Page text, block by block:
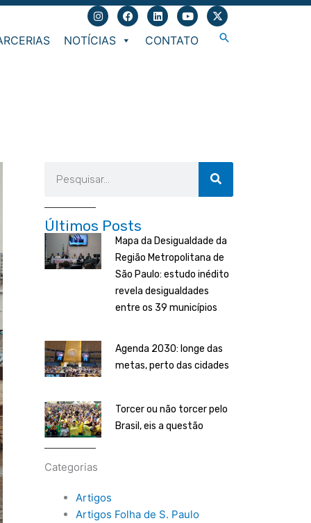
I
n
s
t
F
a
c
e
L
i
n
k
Y
o
u
t
X
-
t
w
NOTÍCIAS CONTATO Pesquisar
Últimos Posts
Mapa da Desigualdade da
Região Metropolitana de
São Paulo: estudo inédito
revela desigualdades
entre os 39 municípios
Agenda 2030: longe das
metas, perto das cidades
Torcer ou não torcer pelo
Brasil, eis a questão
Categorias
Artigos
Artigos Folha de S. Paulo